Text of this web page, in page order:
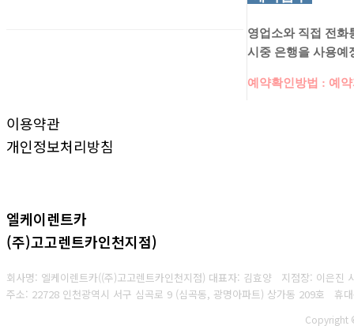
영업소와 직접 전화
시중 은행을 사용예
예약확인방법 : 예
이용약관
개인정보처리방침
엘케이렌트카
(주)고고렌트카인천지점)
회사명: 엘케이렌트카((주)고고렌트카인천지점) 대표자: 김효양 지점장: 이은진
주소: 22728 인천광역시 서구 심곡로 9 (심곡동, 광명아파트) 상가동 209호 휴
Copyright